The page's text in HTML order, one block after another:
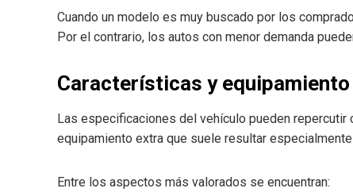
Cuando un modelo es muy buscado por los
Por el contrario, los autos con menor demanda
Características y
Las especificaciones del vehículo pueden
equipamiento extra que suele resultar
Entre los aspectos más valorados se encuentran: